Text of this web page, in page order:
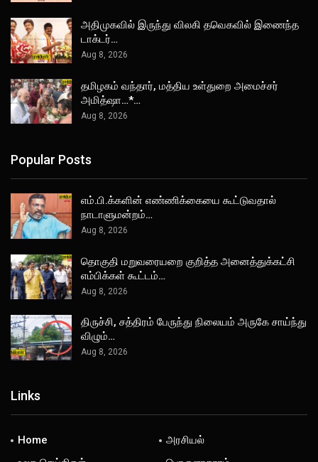
அதிமுகவில் இருந்து விலகி தவெகவில் இணைந்த
டாக்டர்…
Aug 8, 2026
தமிழகம் வந்தார், மத்திய உள்துறை அமைச்சர்
அமித்ஷா…*…
Aug 8, 2026
Popular Posts
எம்.பி.க்களின் எண்ணிக்கையை கூட்டுவதால்
நாடாளுமன்றம்…
Aug 8, 2026
தொகுதி மறுவரையறை குறித்த அனைத்துக்கட்சி
எம்பிக்கள் கூட்டம்…
Aug 8, 2026
திருச்சி, சத்திரம் பேருந்து நிலையம் அருகே சாய்ந்து
விழும்…
Aug 8, 2026
Links
Home
அரசியல்